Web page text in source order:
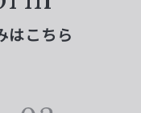
はこちら